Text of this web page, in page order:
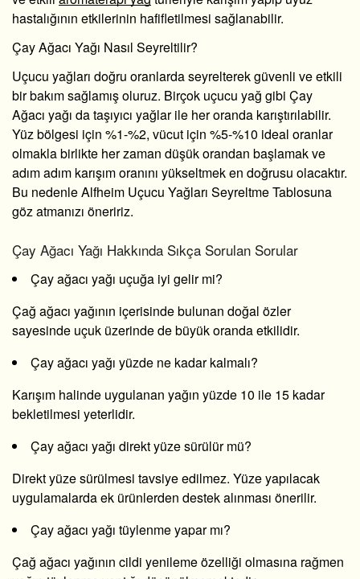
hastalığının etkilerinin hafifletilmesi sağlanabilir.
Çay Ağacı Yağı Nasıl Seyreltilir?
Uçucu yağları doğru oranlarda seyrelterek güvenli ve etkili
bir bakım sağlamış oluruz. Birçok uçucu yağ gibi Çay
Ağacı yağı da taşıyıcı yağlar ile her oranda karıştırılabilir.
Yüz bölgesi için %1-%2, vücut için %5-%10 ideal oranlar
olmakla birlikte her zaman düşük orandan başlamak ve
adım adım karışım oranını yükseltmek en doğrusu olacaktır.
Bu nedenle Alfheim Uçucu Yağları Seyreltme Tablosuna
göz atmanızı öneririz.
Çay Ağacı Yağı Hakkında Sıkça Sorulan Sorular
Çay ağacı yağı uçuğa iyi gelir mi?
Çağ ağacı yağının içerisinde bulunan doğal özler
sayesinde uçuk üzerinde de büyük oranda etkilidir.
Çay ağacı yağı yüzde ne kadar kalmalı?
Karışım halinde uygulanan yağın yüzde 10 ile 15 kadar
bekletilmesi yeterlidir.
Çay ağacı yağı direkt yüze sürülür mü?
Direkt yüze sürülmesi tavsiye edilmez. Yüze yapılacak
uygulamalarda ek ürünlerden destek alınması önerilir.
Çay ağacı yağı tüylenme yapar mı?
Çağ ağacı yağının cildi yenileme özelliği olmasına rağmen